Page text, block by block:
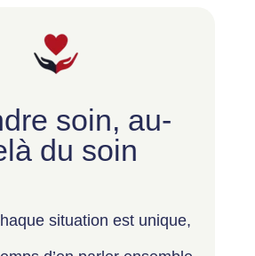
soin, au-
du soin
situation est unique,